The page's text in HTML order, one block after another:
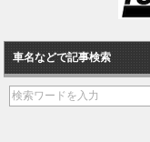
車名などで記事検索